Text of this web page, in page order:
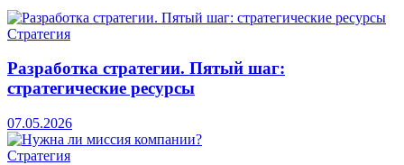
Стратегия
Разработка стратегии. Пятый шаг:
стратегические ресурсы
07.05.2026
Стратегия